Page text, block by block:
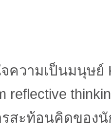
ความเป็นมนุษย์
reflective
รสะท้อนคิดของนั